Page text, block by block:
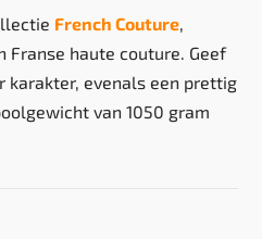
French Couture,
Franse haute couture. Geef
karakter, evenals een prettig
van 1050 gram